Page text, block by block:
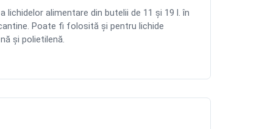
alimentare din butelii de 11 şi 19 l. în
Poate fi folosită şi pentru lichide
şi polietilenă.